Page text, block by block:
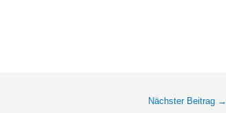
Nächster Beitrag →